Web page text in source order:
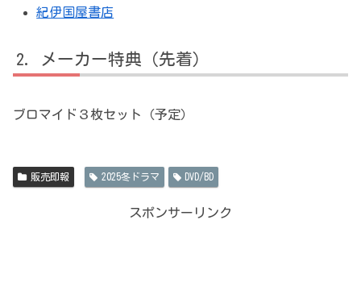
紀伊国屋書店
メーカー特典（先着）
ブロマイド３枚セット（予定）
販売即報 2025冬ドラマ DVD/BD
スポンサーリンク